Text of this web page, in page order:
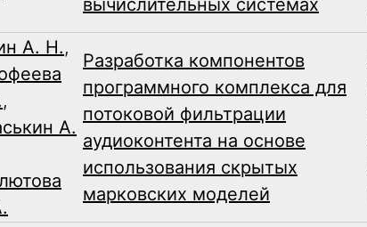
вычислительных системах
А. Н.,
,
А.
Разработка компонентов
программного комплекса для
потоковой фильтрации
аудиоконтента на основе
использования скрытых
марковских моделей